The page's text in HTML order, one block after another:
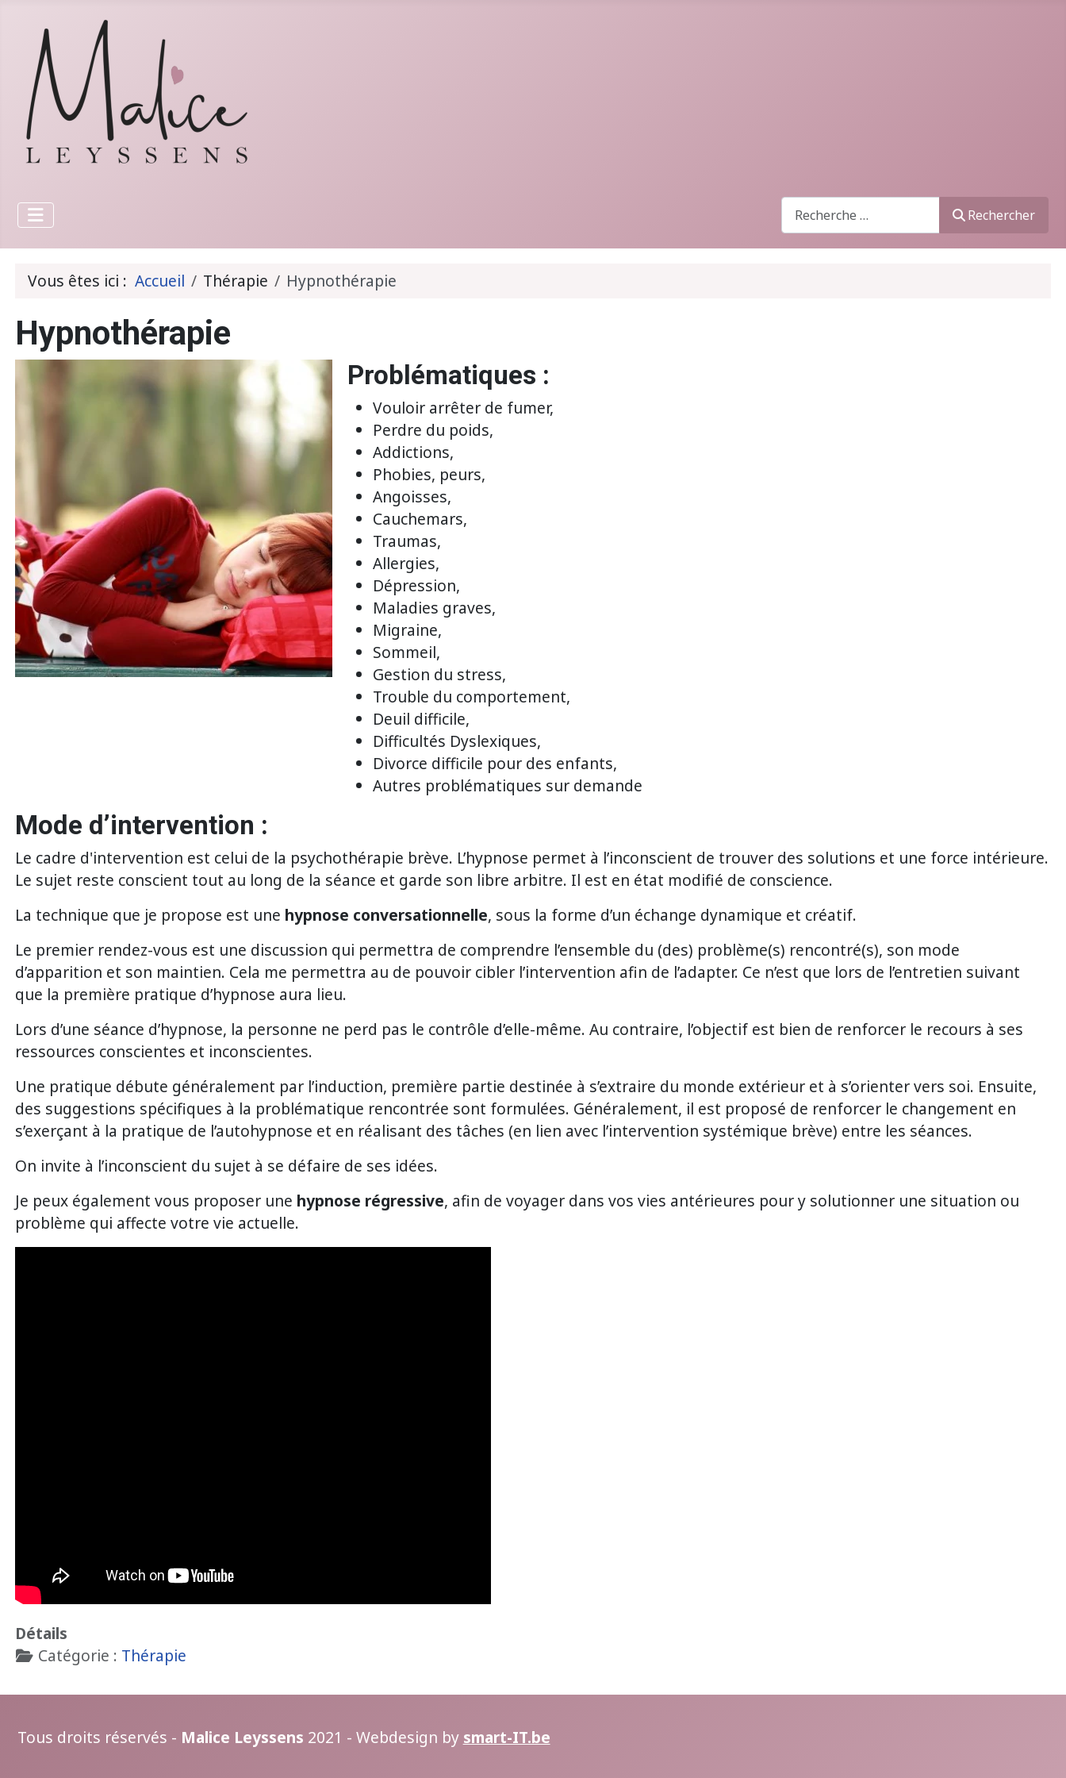
Recherche Rechercher
Vous êtes ici :Accueil Thérapie Hypnothérapie
Hypnothérapie
Problématiques :
Vouloir arrêter de fumer,
Perdre du poids,
Addictions,
Phobies, peurs,
Angoisses,
Cauchemars,
Traumas,
Allergies,
Dépression,
Maladies graves,
Migraine,
Sommeil,
Gestion du stress,
Trouble du comportement,
Deuil difficile,
Difficultés Dyslexiques,
Divorce difficile pour des enfants,
Autres problématiques sur demande
Mode d’intervention :
Le cadre d'intervention est celui de la psychothérapie brève. L’hypnose permet à l’inconscient de trouver des solutions et une force intérieure.
Le sujet reste conscient tout au long de la séance et garde son libre arbitre. Il est en état modifié de conscience.
La technique que je propose est une hypnose conversationnelle, sous la forme d’un échange dynamique et créatif.
Le premier rendez-vous est une discussion qui permettra de comprendre l’ensemble du (des) problème(s) rencontré(s), son mode
d’apparition et son maintien. Cela me permettra au de pouvoir cibler l’intervention afin de l’adapter. Ce n’est que lors de l’entretien suivant
que la première pratique d’hypnose aura lieu.
Lors d’une séance d’hypnose, la personne ne perd pas le contrôle d’elle-même. Au contraire, l’objectif est bien de renforcer le recours à ses
ressources conscientes et inconscientes.
Une pratique débute généralement par l’induction, première partie destinée à s’extraire du monde extérieur et à s’orienter vers soi. Ensuite,
des suggestions spécifiques à la problématique rencontrée sont formulées. Généralement, il est proposé de renforcer le changement en
s’exerçant à la pratique de l’autohypnose et en réalisant des tâches (en lien avec l’intervention systémique brève) entre les séances.
On invite à l’inconscient du sujet à se défaire de ses idées.
Je peux également vous proposer une hypnose régressive, afin de voyager dans vos vies antérieures pour y solutionner une situation ou
problème qui affecte votre vie actuelle.
Détails
Catégorie : Thérapie
Tous droits réservés - Malice Leyssens 2021 - Webdesign by smart-IT.be